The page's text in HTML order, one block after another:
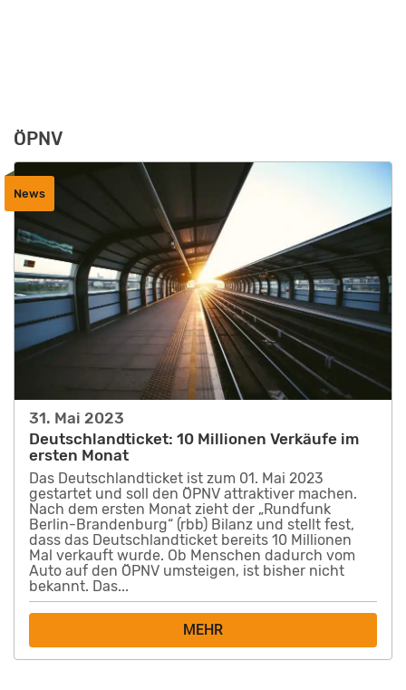
ÖPNV
31. Mai 2023
Deutschlandticket: 10 Millionen Verkäufe im
ersten Monat
Das Deutschlandticket ist zum 01. Mai 2023
gestartet und soll den ÖPNV attraktiver machen.
Nach dem ersten Monat zieht der „Rundfunk
Berlin-Brandenburg“ (rbb) Bilanz und stellt fest,
dass das Deutschlandticket bereits 10 Millionen
Mal verkauft wurde. Ob Menschen dadurch vom
Auto auf den ÖPNV umsteigen, ist bisher nicht
bekannt. Das...
MEHR
News